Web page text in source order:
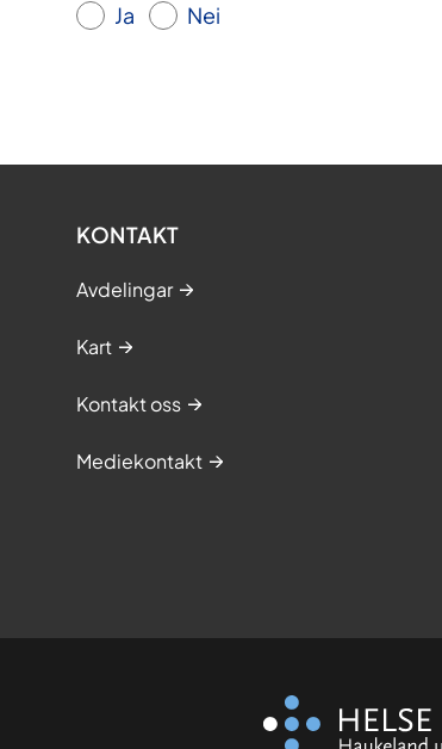
Ja Nei
KONTAKT
Avdelingar
Kart
Kontakt oss
Mediekontakt